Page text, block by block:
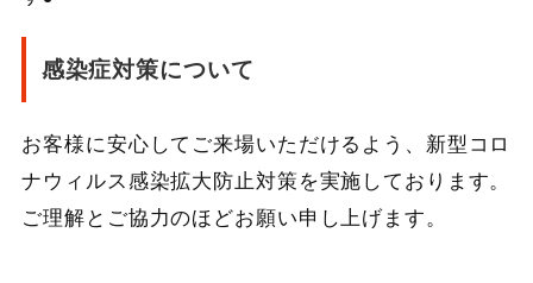
感染症対策について
お客様に安心してご来場いただけるよう、新型コロ
ナウィルス感染拡大防止対策を実施しております。
ご理解とご協力のほどお願い申し上げます。